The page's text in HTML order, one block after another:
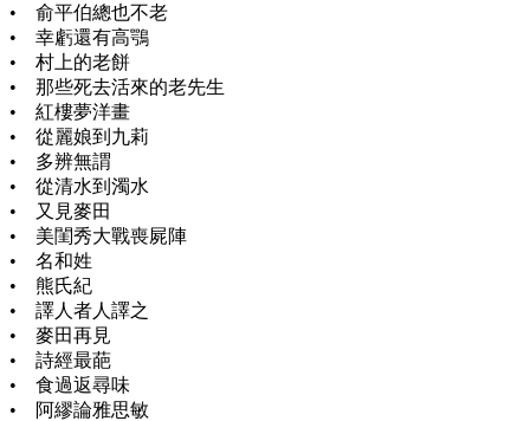
• 俞平伯總也不老
• 幸虧還有高鶚
• 村上的老餅
• 那些死去活來的老先生
• 紅樓夢洋畫
• 從麗娘到九莉
• 多辨無謂
• 從清水到濁水
• 又見麥田
• 美閨秀大戰喪屍陣
• 名和姓
• 熊氏紀
• 譯人者人譯之
• 麥田再見
• 詩經最葩
• 食過返尋味
• 阿繆論雅思敏